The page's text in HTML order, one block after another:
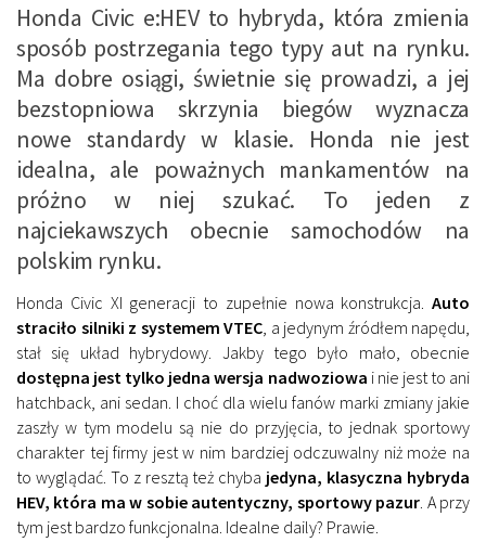
Honda Civic e:HEV to hybryda, która zmienia
sposób postrzegania tego typy aut na rynku.
Ma dobre osiągi, świetnie się prowadzi, a jej
bezstopniowa skrzynia biegów wyznacza
nowe standardy w klasie. Honda nie jest
idealna, ale poważnych mankamentów na
próżno w niej szukać. To jeden z
najciekawszych obecnie samochodów na
polskim rynku.
Honda Civic XI generacji to zupełnie nowa konstrukcja. Auto
straciło silniki z systemem VTEC , a jedynym źródłem napędu,
stał się układ hybrydowy. Jakby tego było mało, obecnie
dostępna jest tylko jedna wersja nadwoziowa i nie jest to ani
hatchback, ani sedan. I choć dla wielu fanów marki zmiany jakie
zaszły w tym modelu są nie do przyjęcia, to jednak sportowy
charakter tej firmy jest w nim bardziej odczuwalny niż może na
to wyglądać. To z resztą też chyba jedyna, klasyczna hybryda
HEV, która ma w sobie autentyczny, sportowy pazur . A przy
tym jest bardzo funkcjonalna. Idealne daily? Prawie.